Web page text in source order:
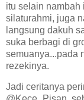
itu selain nambah
silaturahmi, juga
langsung dakuh
suka berbagi di
semuanya...pada
rezekinya.
Jadi ceritanya